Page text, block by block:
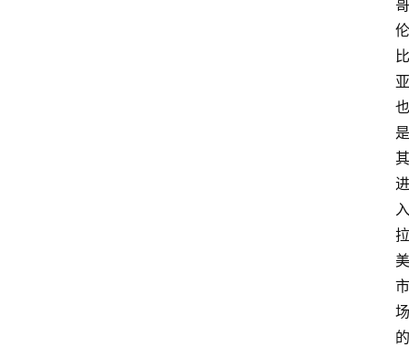
哥
伦
比
亚
也
是
其
进
入
拉
美
市
场
的